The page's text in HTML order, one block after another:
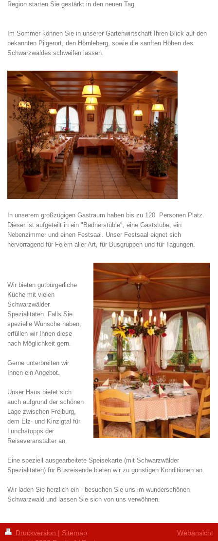
Region starten Sie gestärkt in den neuen Tag.
Im Sommer können Sie in unserer Gartenwirtschaft Ihren Blick auf den
bekannten Pilgerort, den Hörnleberg, sowie die sanften Höhen des
Schwarzwaldes schweifen lassen.
In unserem großzügigen Gastraum haben bis zu 120 Personen Platz.
Dieser ist aufgeteilt in ein "Badnerstüble", eine Gaststube, ein
Nebenzimmer und einen Festsaal. Unser Festsaal eignet sich
hervorragend für Feiern aller Art, für Busgruppen und für Tagungen.
Wir bieten gutbürgerliche
Küche mit vielen
Schwarzwälder
Spezialitäten. Falls Sie
spezielle Wünsche haben,
erfüllen wir Ihnen diese
nach Möglichkeit gern.
Gerne unterbreiten wir
Ihnen ein Angebot.
Unser Haus bietet sich
auch aufgrund der schönen
Lage zwischen Freiburg,
dem Elz- und Kinzigtal für
Lunchstopps der
Reiseveranstalter an.
Eine speziell ausgearbeitete Speisekarte (mit Schwarzwälder
Spezialitäten) für Busreisende bieten wir zu günstigen Konditionen an.
Wir laden Sie herzlich ein - besuchen Sie uns im wunderschönen
Schwarzwald und lassen Sie sich von uns verwöhnen.
Druckversion | Sitemap
Webansicht